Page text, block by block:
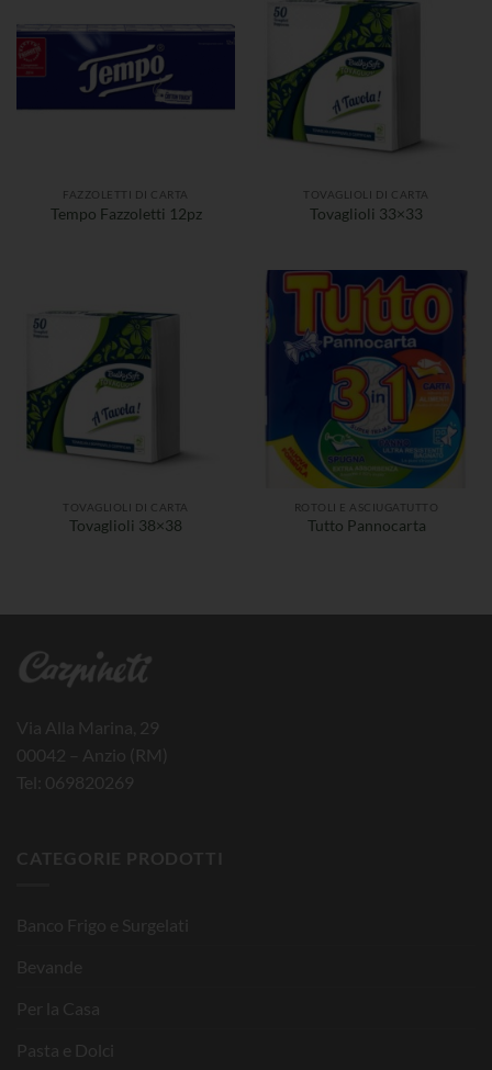
FAZZOLETTI DI CARTA
Tempo Fazzoletti 12pz
TOVAGLIOLI DI CARTA
Tovaglioli 33×33
TOVAGLIOLI DI CARTA
Tovaglioli 38×38
ROTOLI E ASCIUGATUTTO
Tutto Pannocarta
Via Alla Marina, 29
00042 – Anzio (RM)
Tel: 069820269
CATEGORIE PRODOTTI
Banco Frigo e Surgelati
Bevande
Per la Casa
Pasta e Dolci